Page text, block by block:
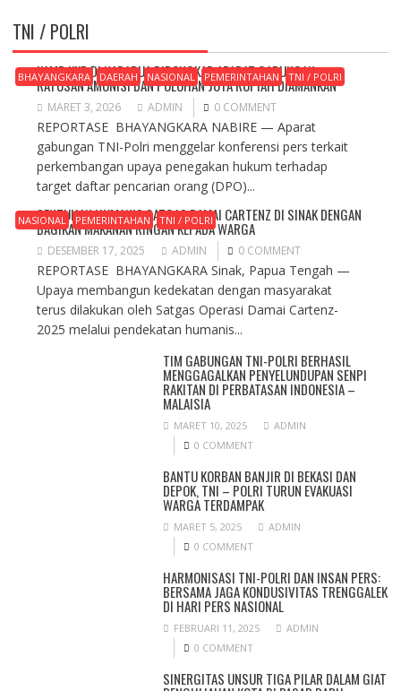
TNI / POLRI
BHAYANGKARA DAERAH NASIONAL PEMERINTAHAN TNI / POLRI
KAMP KKB DI NABARUA DIBONGKAR APARAT GABUNGAN,
RATUSAN AMUNISI DAN PULUHAN JUTA RUPIAH DIAMANKAN
MARET 3, 2026 ADMIN 0 COMMENT
REPORTASE BHAYANGKARA NABIRE — Aparat
gabungan TNI-Polri menggelar konferensi pers terkait
perkembangan upaya penegakan hukum terhadap
target daftar pencarian orang (DPO)...
NASIONAL PEMERINTAHAN TNI / POLRI
SENTUHAN HUMANIS SATGAS DAMAI CARTENZ DI SINAK DENGAN
BAGIKAN MAKANAN RINGAN KEPADA WARGA
DESEMBER 17, 2025 ADMIN 0 COMMENT
REPORTASE BHAYANGKARA Sinak, Papua Tengah —
Upaya membangun kedekatan dengan masyarakat
terus dilakukan oleh Satgas Operasi Damai Cartenz-
2025 melalui pendekatan humanis...
TIM GABUNGAN TNI-POLRI BERHASIL
MENGGAGALKAN PENYELUNDUPAN SENPI
RAKITAN DI PERBATASAN INDONESIA –
MALAISIA
MARET 10, 2025
ADMIN
0 COMMENT
BANTU KORBAN BANJIR DI BEKASI DAN
DEPOK, TNI – POLRI TURUN EVAKUASI
WARGA TERDAMPAK
MARET 5, 2025
ADMIN
0 COMMENT
HARMONISASI TNI-POLRI DAN INSAN PERS:
BERSAMA JAGA KONDUSIVITAS TRENGGALEK
DI HARI PERS NASIONAL
FEBRUARI 11, 2025
ADMIN
0 COMMENT
SINERGITAS UNSUR TIGA PILAR DALAM GIAT